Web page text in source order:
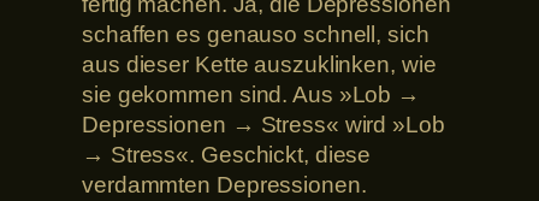
schaffen es genauso schnell, sich
aus dieser Kette auszuklinken, wie
sie gekommen sind. Aus »Lob →
Depressionen → Stress« wird »Lob
→ Stress«. Geschickt, diese
verdammten Depressionen.